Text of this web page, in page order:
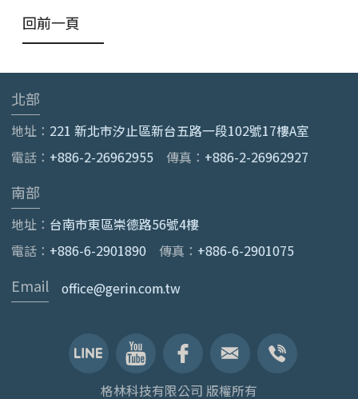
回前一頁
北部
地址： 221 新北市汐止區新台五路一段102號17樓A室
電話： +886-2-26962955 傳真： +886-2-26962927
南部
地址： 台南市東區崇德路56號4樓
電話： +886-6-2901890 傳真： +886-6-2901075
格林科技有限公司 版權所有
Email office@gerin.com.tw